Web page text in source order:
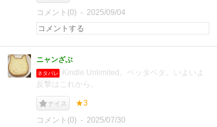
コメント(0) 2025/09/04
ニャンざぶ
ネタバレ
Kindle Unlimited。ベッタベタ。いよいよ
反撃はこれから。
ナイス ★3
コメント(0) 2025/07/30